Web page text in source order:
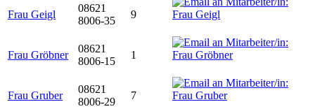
Frau Geigl
08621
8006-35
9
Frau Gröbner
08621
8006-15
1
Frau Gruber
08621
8006-29
7